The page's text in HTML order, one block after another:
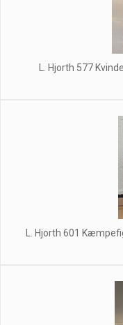
L. Hjorth 577
L. Hjorth 601